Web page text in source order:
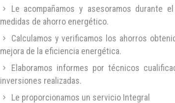
Le acompañamos y asesoramos durante
medidas de ahorro energético.
Calculamos y verificamos los ahorros
mejora de la eficiencia energética.
Elaboramos informes por técnicos
inversiones realizadas.
Le proporcionamos un servicio Integral